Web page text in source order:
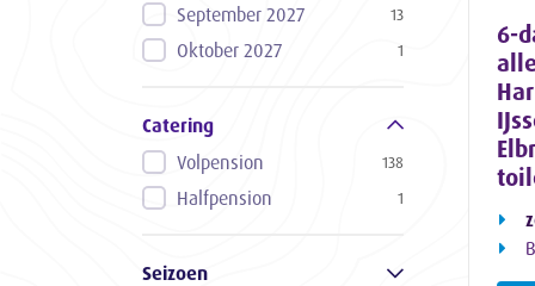
September 2027 13
Oktober 2027 1
Catering
Volpension
138
Halfpension 1
Seizoen
6-